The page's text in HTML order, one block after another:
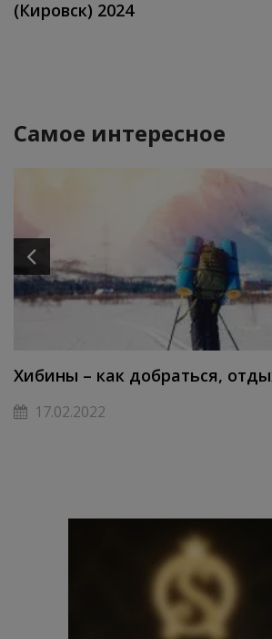
(Кировск) 2024
Самое интересное
Хибины – как добраться,
17.02.2022